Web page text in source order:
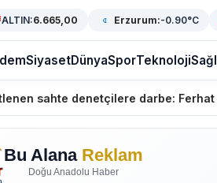
ALTIN:6.665,00 Erzurum:-0.90°C
SiyasetDünyaSporTeknoloji
denetçilere darbe: Ferhat Aydoğan
Bu Alana Reklam
Doğu Anadolu Haber